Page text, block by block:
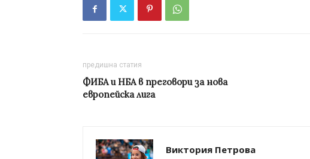
предишна статия
ФИБА и НБА в преговори за нова
европейска лига
Виктория Петрова